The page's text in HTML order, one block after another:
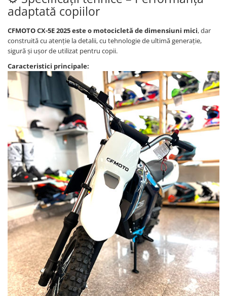
Rucsac
adaptată copiilor
CFMOTO CX-5E 2025 este o motocicletă de dimensiuni mici, dar
construită cu atenție la detalii, cu tehnologie de ultimă generație,
sigură și ușor de utilizat pentru copii.
Caracteristici principale: